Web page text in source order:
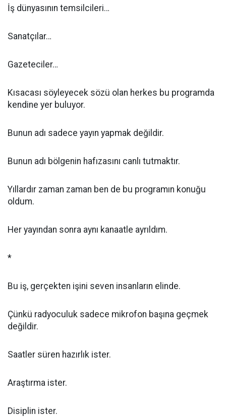
İş dünyasının temsilcileri…
Sanatçılar…
Gazeteciler…
Kısacası söyleyecek sözü olan herkes bu programda
kendine yer buluyor.
Bunun adı sadece yayın yapmak değildir.
Bunun adı bölgenin hafızasını canlı tutmaktır.
Yıllardır zaman zaman ben de bu programın konuğu
oldum.
Her yayından sonra aynı kanaatle ayrıldım.
*
Bu iş, gerçekten işini seven insanların elinde.
Çünkü radyoculuk sadece mikrofon başına geçmek
değildir.
Saatler süren hazırlık ister.
Araştırma ister.
Disiplin ister.